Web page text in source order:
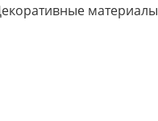
материалы